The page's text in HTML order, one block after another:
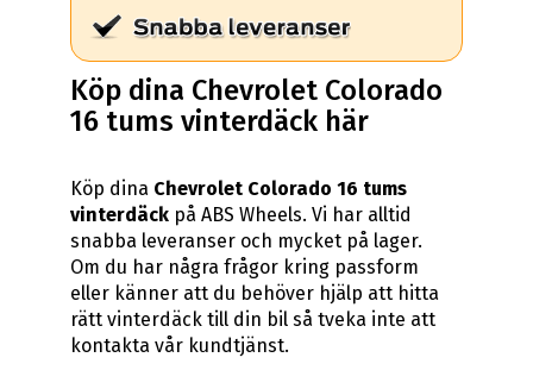
Köp dina Chevrolet Colorado
16 tums vinterdäck här
Köp dina Chevrolet Colorado 16 tums
vinterdäckpå ABS Wheels. Vi har alltid
snabba leveranser och mycket på lager.
Om du har några frågor kring passform
eller känner att du behöver hjälp att hitta
rätt vinterdäck till din bil så tveka inte att
kontakta vår kundtjänst.